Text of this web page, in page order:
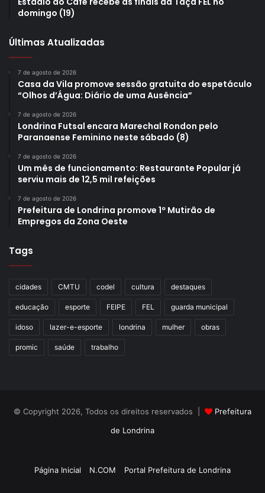
domingo (19)
Últimas Atualizadas
7 de agosto de 2026
Casa da Vila promove sessão gratuita do espetáculo
“Olhos d’Água: Diário de uma Ausência”
7 de agosto de 2026
Londrina Futsal encara Marechal Rondon pelo
Paranaense Feminino neste sábado (8)
7 de agosto de 2026
Um mês de funcionamento: Restaurante Popular já
serviu mais de 12,5 mil refeições
7 de agosto de 2026
Prefeitura de Londrina promove 1º Mutirão de
Empregos da Zona Oeste
Tags
cidades CMTU codel cultura destaques
educação esporte FEIPE FEL guarda municipal
idoso lazer-e-esporte londrina mulher obras
promic saúde trabalho
© Copyright 2026, Todos os direitos reservados |
Prefeitura
de Londrina
Página Inicial N.COM Portal Prefeitura de Londrina